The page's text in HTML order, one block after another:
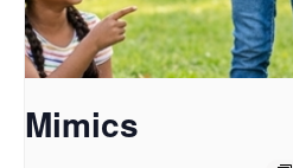
Mimics